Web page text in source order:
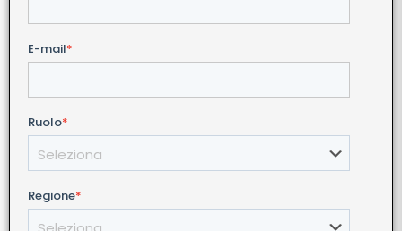
E-mail*
Ruolo*
Regione*